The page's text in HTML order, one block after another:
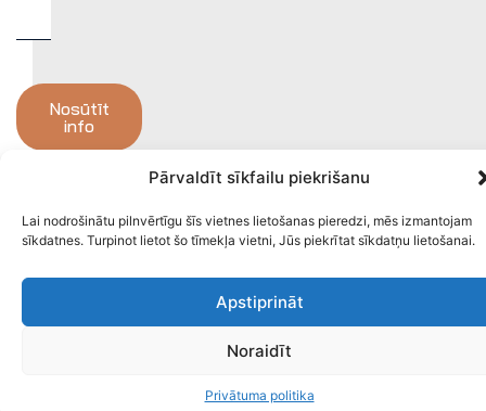
Pārvaldīt sīkfailu piekrišanu
Lai nodrošinātu pilnvērtīgu šīs vietnes lietošanas pieredzi, mēs izmantojam
sīkdatnes. Turpinot lietot šo tīmekļa vietni, Jūs piekrītat sīkdatņu lietošanai.
Apstiprināt
Noraidīt
Privātuma politika
Nosūtīt
info